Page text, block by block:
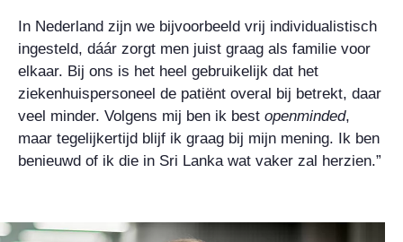
In Nederland zijn we bijvoorbeeld vrij individualistisch
ingesteld, dáár zorgt men juist graag als familie voor
elkaar. Bij ons is het heel gebruikelijk dat het
ziekenhuispersoneel de patiënt overal bij betrekt, daar
veel minder. Volgens mij ben ik best openminded,
maar tegelijkertijd blijf ik graag bij mijn mening. Ik ben
benieuwd of ik die in Sri Lanka wat vaker zal herzien.”